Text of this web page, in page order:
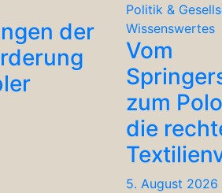
der
Politik &
Wissenswertes
Vom
zum
die
5. August 2026